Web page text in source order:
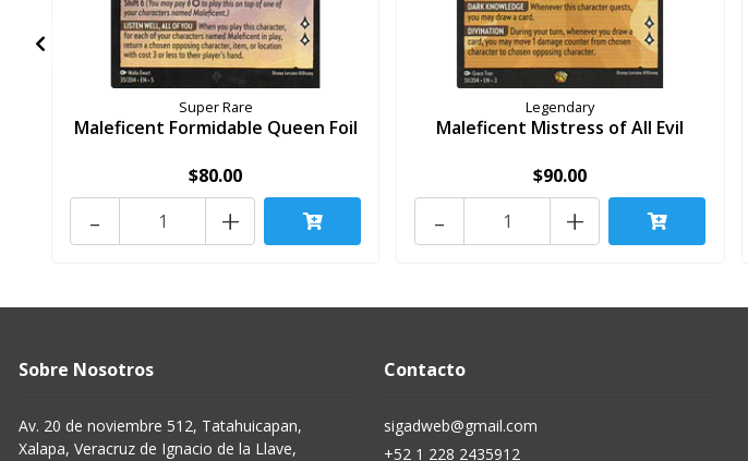
Super Rare
Maleficent Formidable Queen Foil
$80.00
+
-
Legendary
Maleficent Mistress of All Evil
$90.00
+
-
Sobre Nosotros
Av. 20 de noviembre 512, Tatahuicapan,
Xalapa, Veracruz de Ignacio de la Llave,
Contacto
sigadweb@gmail.com
+52 1 228 2435912